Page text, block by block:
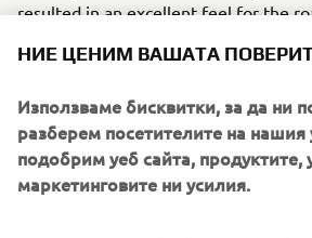
resulted in an excellent feel for the
2001 F225A
НИЕ ЦЕНИМ ВАШАТА
Използваме бисквитки, за да ни
разберем посетителите на нашия
подобрим уеб сайта, продуктите,
маркетинговите ни усилия.